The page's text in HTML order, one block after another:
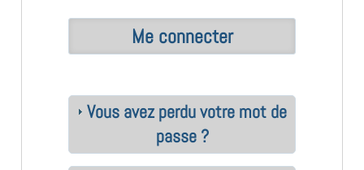
Vous avez perdu votre mot de
passe ?